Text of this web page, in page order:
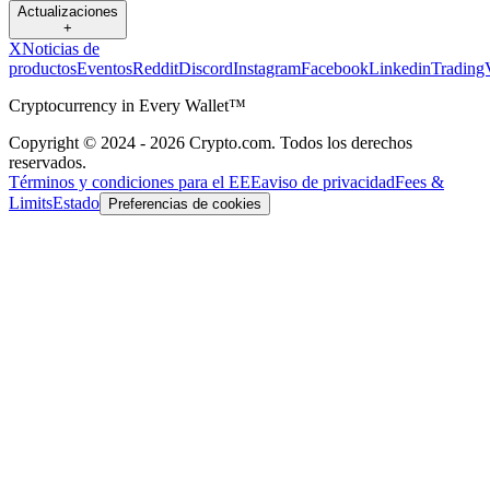
Actualizaciones
+
XNoticias de
productosEventosRedditDiscordInstagramFacebookLinkedin
Cryptocurrency in Every Wallet™
Copyright © 2024 - 2026 Crypto.com. Todos los derechos
reservados.
Términos y condiciones para el EEEaviso de privacidadFees &
LimitsEstado Preferencias de cookies